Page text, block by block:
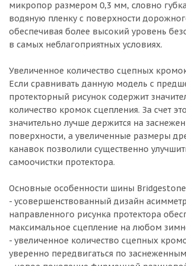
микропор размером 0,3 мм, словно
водяную пленку с поверхности
обеспечивая более высокий уровень
в самых неблагоприятных условиях.
Увеличенное количество сцепных
Если сравнивать данную модель с
протекторный рисунок содержит
количество кромок сцепления. За счет
значительно лучше держится на
поверхности, а увеличенные размеры
канавок позволили существенно
самоочистки протектора.
Основные особенности шины
- усовершенствованный дизайн
направленного рисунка протектора
максимальное сцепление на любом
- увеличенное количество сцепных
уверенно передвигаться по